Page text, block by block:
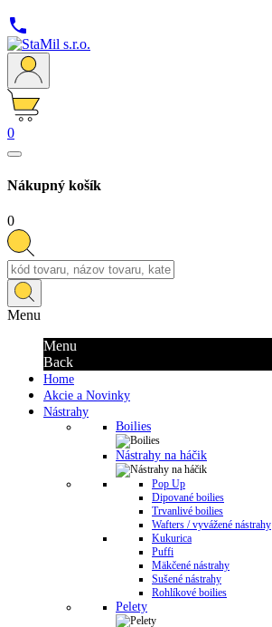

0
Nákupný košík
0
Menu
Menu
Back
Home
Akcie a Novinky
Nástrahy
Boilies
Nástrahy na háčik
Pop Up
Dipované boilies
Trvanlivé boilies
Wafters / vyvážené nástrahy
Kukurica
Puffi
Mäkčené nástrahy
Sušené nástrahy
Rohlíkové boilies
Pelety